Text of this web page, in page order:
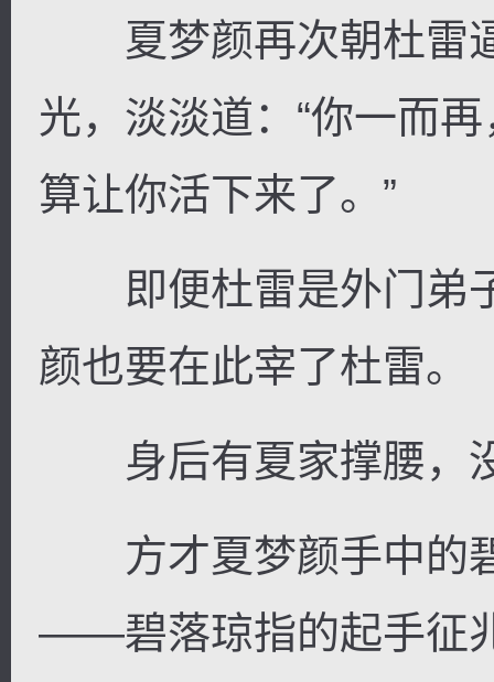
夏梦颜再次朝杜雷
光，淡淡道：“你一而
算让你活下来了。”
即便杜雷是外门弟
颜也要在此宰了杜雷。
身后有夏家撑腰，
方才夏梦颜手中的
——碧落琼指的起手征